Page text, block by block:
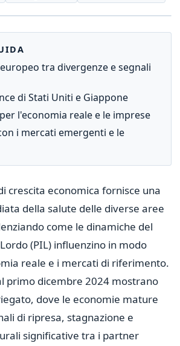
tra divergenze e segnali
di Stati Uniti e Giappone
l'economia reale e le imprese
i mercati emergenti e le
crescita economica fornisce una
della salute delle diverse aree
come le dinamiche del
(PIL) influenzino in modo
reale e i mercati di riferimento.
primo dicembre 2024 mostrano
dove le economie mature
di ripresa, stagnazione e
significative tra i partner